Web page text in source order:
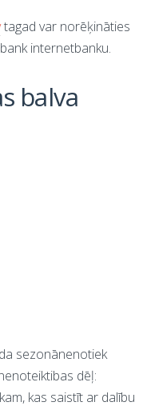
tagad var norēķināties
internetbanku.
balva
sezonānenotiek
dēļ:
kas saistīt ar dalību